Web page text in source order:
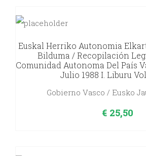
Euskal Herriko Autonomia
Bilduma / Recopilación
Comunidad Autonoma Del País
Julio 1988 I. Liburu
Gobierno Vasco / Eusko
€25,50